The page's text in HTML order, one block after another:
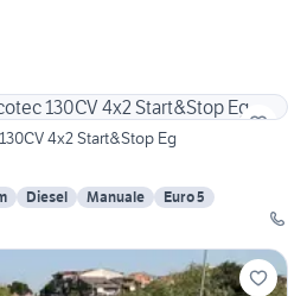
4x2 Start&Stop Eg
Diesel Manuale
Euro 5